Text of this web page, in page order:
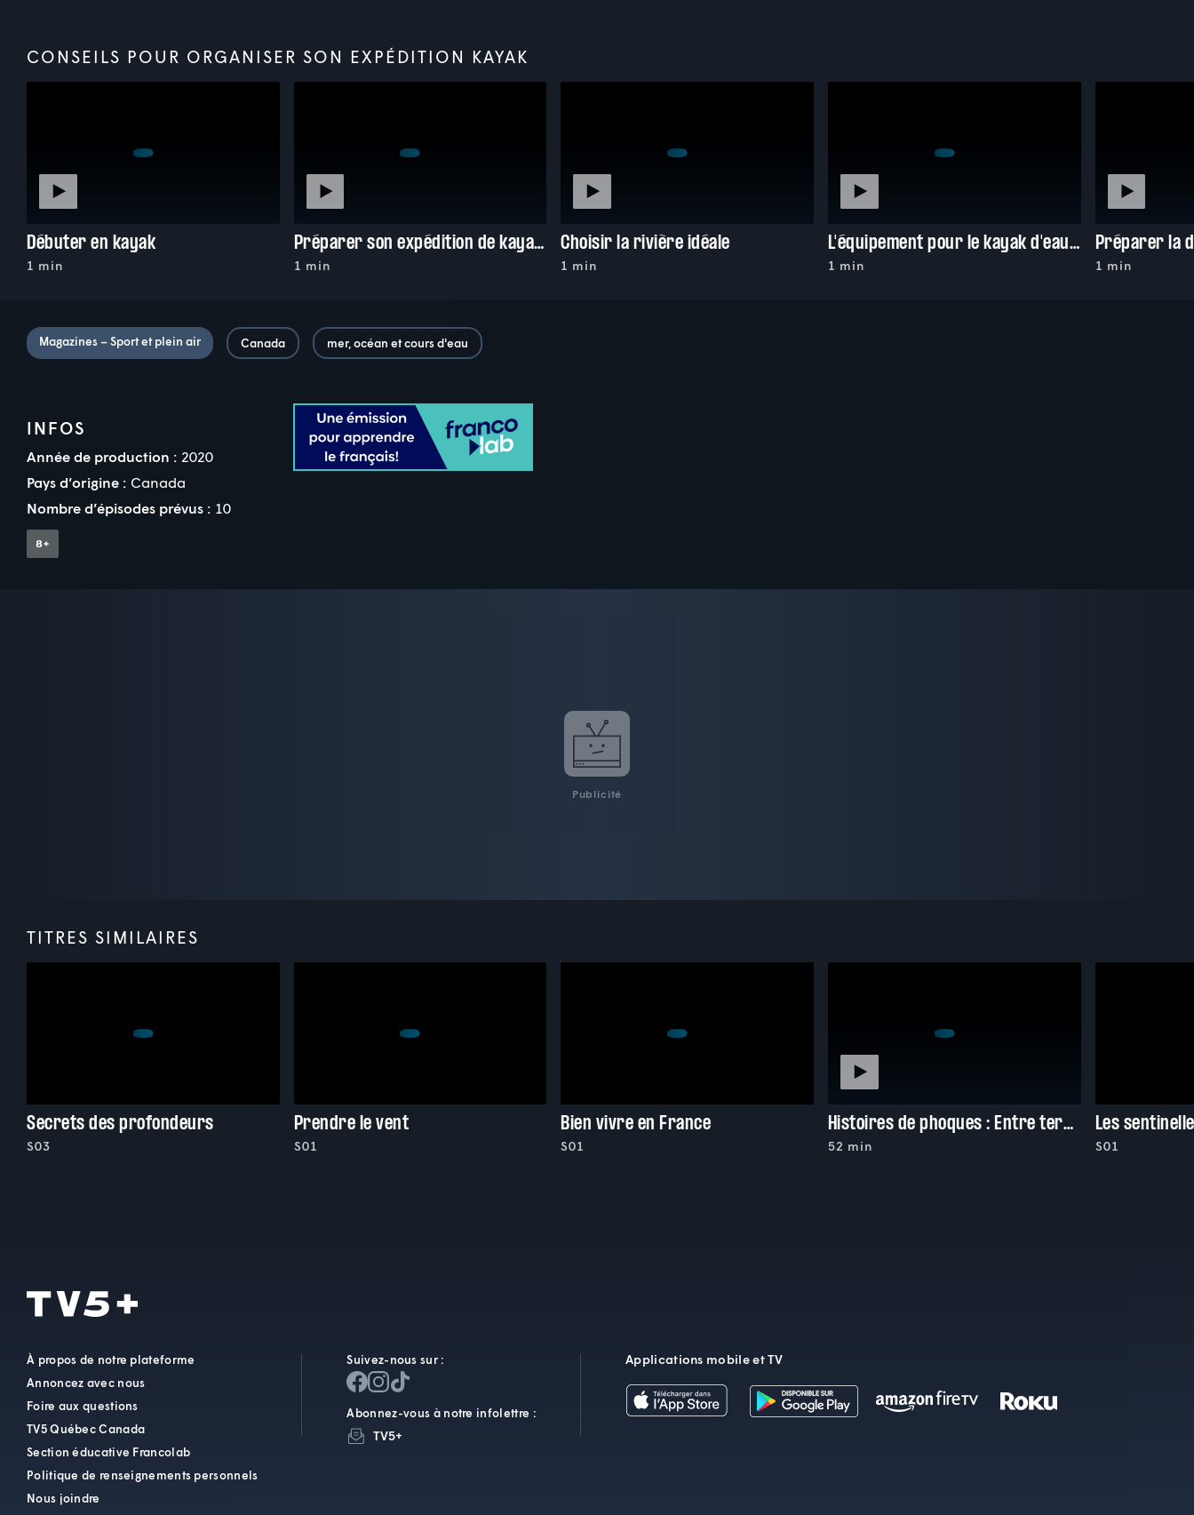
CONSEILS POUR ORGANISER SON EXPÉDITION KAYAK
Débuter en kayak
1 min
Préparer son expédition de kayak-camping
1 min
Choisir la rivière idéale
1 min
L'équipement pour le kayak d'eau vive
1 min 1 min
Magazines – Sport et plein air Canada mer, océan et cours d'eau
INFOS
Année de production : 2020
Pays d’origine : Canada
Nombre d’épisodes prévus : 10
Publicité
TITRES SIMILAIRES
Secrets des profondeurs
S03
Prendre le vent
S01
Bien vivre en France
S01
Histoires de phoques : Entre terre et mer
52 min S01
À propos de notre plateforme
Annoncez avec nous
Foire aux questions
TV5 Québec Canada
Section éducative Francolab
Politique de renseignements personnels
Nous joindre
Suivez-nous sur :
Abonnez-vous à notre infolettre :
TV5+
Applications mobile et TV